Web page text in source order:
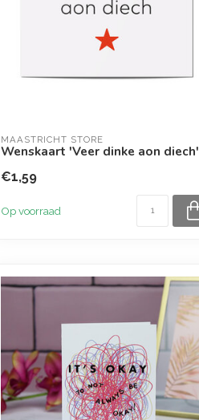
MAASTRICHT STORE
Wenskaart 'Veer dinke aon diech'
€1,59
Op voorraad